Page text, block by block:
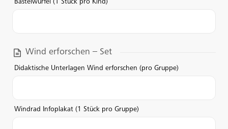
Bastelwürfel (1 Stück pro Kind)
Wind erforschen – Set
Didaktische Unterlagen Wind erforschen (pro Gruppe)
Windrad Infoplakat (1 Stück pro Gruppe)